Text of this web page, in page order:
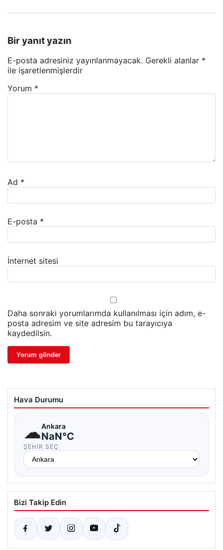
Bir yanıt yazın
E-posta adresiniz yayınlanmayacak. Gerekli alanlar *
ile işaretlenmişlerdir
Yorum *
Ad *
E-posta *
İnternet sitesi
Daha sonraki yorumlarımda kullanılması için adım, e-
posta adresim ve site adresim bu tarayıcıya
kaydedilsin.
Hava Durumu
☁Ankara
NaN°C
ŞEHIR SEÇ
Bizi Takip Edin